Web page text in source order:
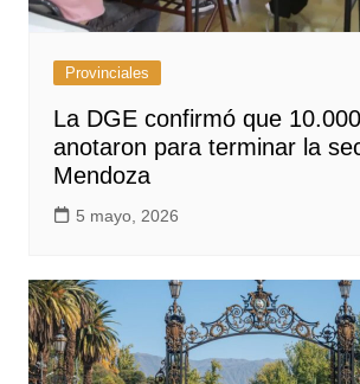
Provinciales
La DGE confirmó que
anotaron para terminar la
Mendoza
5 mayo, 2026